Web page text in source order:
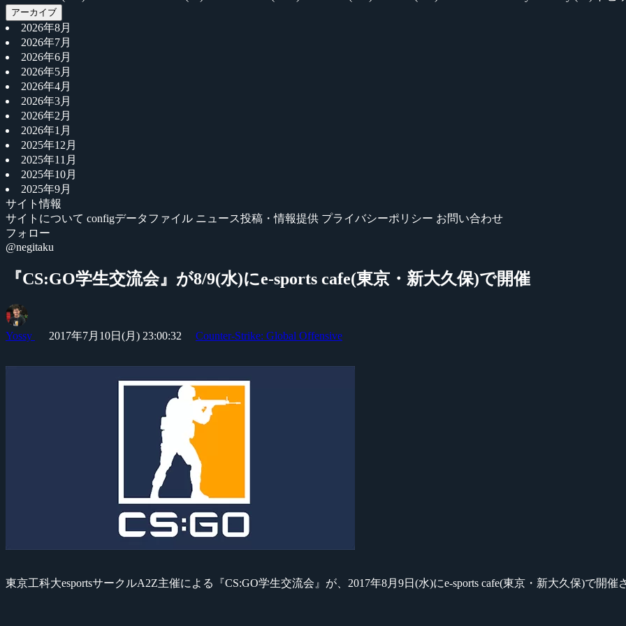
アーカイブ
2026年8月
2026年7月
2026年6月
2026年5月
2026年4月
2026年3月
2026年2月
2026年1月
2025年12月
2025年11月
2025年10月
2025年9月
サイト情報
サイトについて configデータファイル ニュース投稿・情報提供 プライバシーポリシー お問い合わせ
フォロー
@negitaku
『CS:GO学生交流会』が8/9(水)にe-sports cafe(東京・新大久保)で開催
Yossy 2017年7月10日(月) 23:00:32 Counter-Strike: Global Offensive
東京工科大esportsサークルA2Z主催による『CS:GO学生交流会』が、2017年8月9日(水)にe-sports cafe(東京・新大久保)で開催